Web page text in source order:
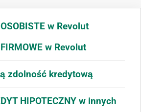
w Revolut
w Revolut
zdolność kredytową
HIPOTECZNY w innych